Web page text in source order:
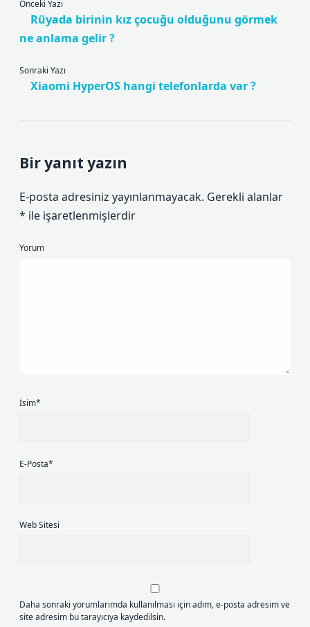
Önceki Yazı
Rüyada birinin kız çocuğu olduğunu görmek
ne anlama gelir ?
Sonraki Yazı
Xiaomi HyperOS hangi telefonlarda var ?
Bir yanıt yazın
E-posta adresiniz yayınlanmayacak. Gerekli alanlar
* ile işaretlenmişlerdir
Yorum
İsim*
E-Posta*
Web Sitesi
Daha sonraki yorumlarımda kullanılması için adım, e-posta adresim ve
site adresim bu tarayıcıya kaydedilsin.